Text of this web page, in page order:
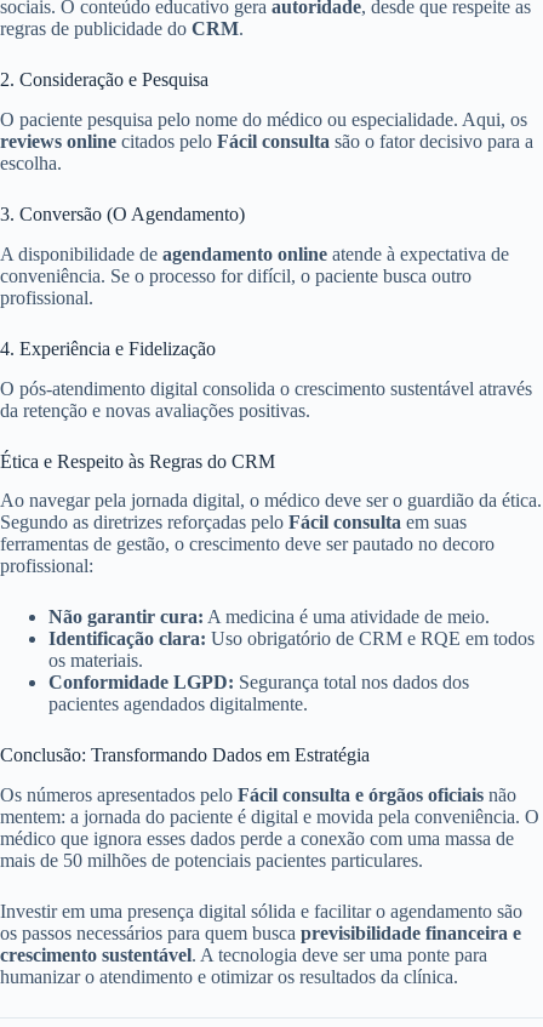
sociais. O conteúdo educativo gera autoridade, desde que respeite as
regras de publicidade do CRM.
2. Consideração e Pesquisa
O paciente pesquisa pelo nome do médico ou especialidade. Aqui, os
reviews online citados pelo Fácil consulta são o fator decisivo para a
escolha.
3. Conversão (O Agendamento)
A disponibilidade de agendamento online atende à expectativa de
conveniência. Se o processo for difícil, o paciente busca outro
profissional.
4. Experiência e Fidelização
O pós-atendimento digital consolida o crescimento sustentável através
da retenção e novas avaliações positivas.
Ética e Respeito às Regras do CRM
Ao navegar pela jornada digital, o médico deve ser o guardião da ética.
Segundo as diretrizes reforçadas pelo Fácil consulta em suas
ferramentas de gestão, o crescimento deve ser pautado no decoro
profissional:
Não garantir cura: A medicina é uma atividade de meio.
Identificação clara: Uso obrigatório de CRM e RQE em todos
os materiais.
Conformidade LGPD: Segurança total nos dados dos
pacientes agendados digitalmente.
Conclusão: Transformando Dados em Estratégia
Os números apresentados pelo Fácil consulta e órgãos oficiais não
mentem: a jornada do paciente é digital e movida pela conveniência. O
médico que ignora esses dados perde a conexão com uma massa de
mais de 50 milhões de potenciais pacientes particulares.
Investir em uma presença digital sólida e facilitar o agendamento são
os passos necessários para quem busca previsibilidade financeira e
crescimento sustentável. A tecnologia deve ser uma ponte para
humanizar o atendimento e otimizar os resultados da clínica.